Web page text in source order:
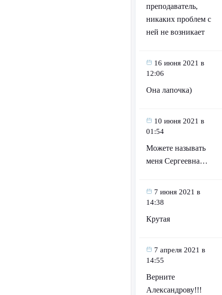
преподаватель,
никаких проблем с
ней не возникает
16 июня 2021 в
12:06
Она лапочка)
10 июня 2021 в
01:54
Можете называть
меня Сергеевна…
7 июня 2021 в
14:38
Крутая
7 апреля 2021 в
14:55
Верните
Александрову!!!